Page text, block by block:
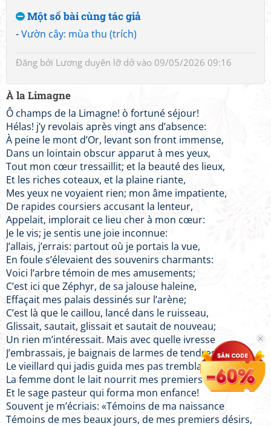
Một số bài cùng tác giả
-Vườn cây: mùa thu (trích)
Đăng bởi Lương duyên lỡ dởvào 09/05/2026 09:16
À la Limagne
Ô champs de la Limagne! ò fortuné séjour!
Hélas! j’y revolais après vingt ans d’absence:
À peine le mont d’Or, levant son front immense,
Dans un lointain obscur apparut à mes yeux,
Tout mon cœur tressaillit; et la beauté des lieux,
Et les riches coteaux, et la plaine riante,
Mes yeux ne voyaient rien; mon âme impatiente,
De rapides coursiers accusant la lenteur,
Appelait, implorait ce lieu cher à mon cœur:
Je le vis; je sentis une joie inconnue:
J’allais, j’errais: partout où je portais la vue,
En foule s’élevaient des souvenirs charmants:
Voici l’arbre témoin de mes amusements;
C’est ici que Zéphyr, de sa jalouse haleine,
Effaçait mes palais dessinés sur l’arène;
C’est là que le caillou, lancé dans le ruisseau,
Glissait, sautait, glissait et sautait de nouveau;
Un rien m’intéressait. Mais avec quelle ivresse
J’embrassais, je baignais de larmes de tendresse
Le vieillard qui jadis guida mes pas tremblants,
La femme dont le lait nourrit mes premiers ans,
Et le sage pasteur qui forma mon enfance!
Souvent je m’écriais: «Témoins de ma naissance
Témoins de mes beaux jours, de mes premiers désirs,